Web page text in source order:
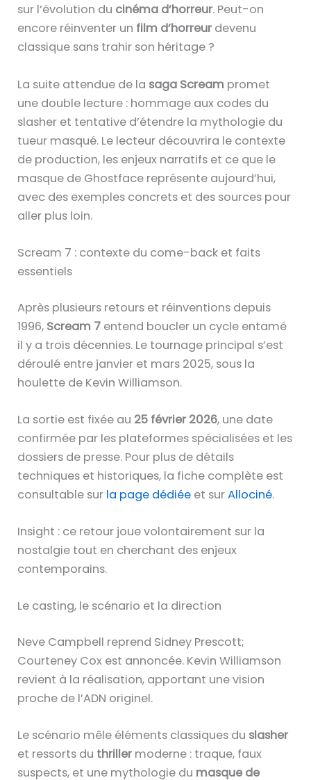
sur l’évolution du cinéma d’horreur. Peut-on
encore réinventer un film d’horreur devenu
classique sans trahir son héritage ?
La suite attendue de la saga Scream promet
une double lecture : hommage aux codes du
slasher et tentative d’étendre la mythologie du
tueur masqué. Le lecteur découvrira le contexte
de production, les enjeux narratifs et ce que le
masque de Ghostface représente aujourd’hui,
avec des exemples concrets et des sources pour
aller plus loin.
Scream 7 : contexte du come-back et faits
essentiels
Après plusieurs retours et réinventions depuis
1996, Scream 7 entend boucler un cycle entamé
il y a trois décennies. Le tournage principal s’est
déroulé entre janvier et mars 2025, sous la
houlette de Kevin Williamson.
La sortie est fixée au 25 février 2026, une date
confirmée par les plateformes spécialisées et les
dossiers de presse. Pour plus de détails
techniques et historiques, la fiche complète est
consultable sur la page dédiée et surAllociné.
Insight : ce retour joue volontairement sur la
nostalgie tout en cherchant des enjeux
contemporains.
Le casting, le scénario et la direction
Neve Campbell reprend Sidney Prescott;
Courteney Cox est annoncée. Kevin Williamson
revient à la réalisation, apportant une vision
proche de l’ADN originel.
Le scénario mêle éléments classiques du slasher
et ressorts du thriller moderne : traque, faux
suspects, et une mythologie du masque de